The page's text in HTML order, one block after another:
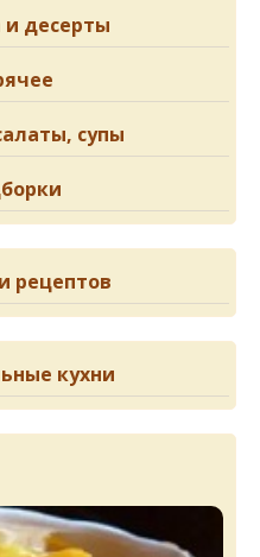
десерты
супы
рецептов
кухни